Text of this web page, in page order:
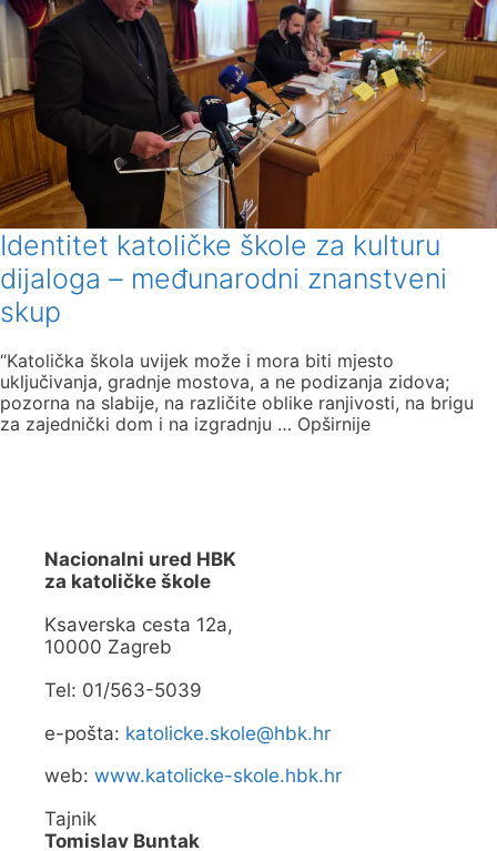
Identitet katoličke škole za kulturu
dijaloga – međunarodni znanstveni
skup
“Katolička škola uvijek može i mora biti mjesto
uključivanja, gradnje mostova, a ne podizanja zidova;
pozorna na slabije, na različite oblike ranjivosti, na brigu
za zajednički dom i na izgradnju … Opširnije
Nacionalni ured HBK
za katoličke škole
Ksaverska cesta 12a,
10000 Zagreb
Tel: 01/563-5039
e-pošta: katolicke.skole@hbk.hr
web: www.katolicke-skole.hbk.hr
Tajnik
Tomislav Buntak